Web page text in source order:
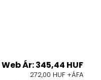
Web Ár: 345,44 HUF
272,00 HUF +ÁFA